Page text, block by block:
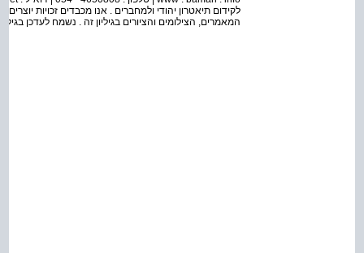
לקידום תיאטרון יהודי ולמחברים . אנו מכבדים זכויות
המאמרים, הצילומים והציורים בגיליון זה . נשמח לעדכן